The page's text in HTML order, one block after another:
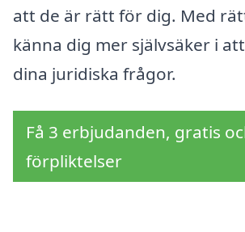
att de är rätt för dig. Med
känna dig mer självsäker i
dina juridiska frågor.
Få 3 erbjudanden, gratis
förpliktelser